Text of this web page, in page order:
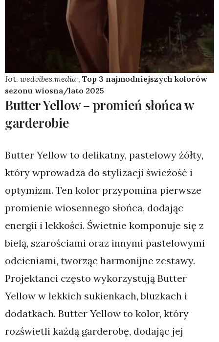
fot. wedvibes.media , Top 3 najmodniejszych kolorów
sezonu wiosna/lato 2025
Butter Yellow – promień słońca w
garderobie
Butter Yellow to delikatny, pastelowy żółty,
który wprowadza do stylizacji świeżość i
optymizm. Ten kolor przypomina pierwsze
promienie wiosennego słońca, dodając
energii i lekkości. Świetnie komponuje się z
bielą, szarościami oraz innymi pastelowymi
odcieniami, tworząc harmonijne zestawy.
Projektanci często wykorzystują Butter
Yellow w lekkich sukienkach, bluzkach i
dodatkach. Butter Yellow to kolor, który
rozświetli każdą garderobę, dodając jej